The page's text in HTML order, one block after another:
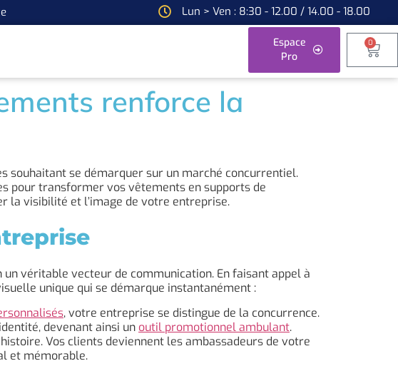
Lun > Ven : 8:30 - 12.00 / 14.00 - 18.00
Espace
Pro
0
renforce la
souhaitant se démarquer sur un marché concurrentiel.
pour transformer vos vêtements en supports de
la visibilité et l’image de votre entreprise.
véritable vecteur de communication. En faisant appel à
unique qui se démarque instantanément :
, votre entreprise se distingue de la concurrence.
devenant ainsi un outil promotionnel ambulant.
Vos clients deviennent les ambassadeurs de votre
et mémorable.